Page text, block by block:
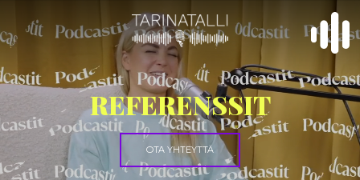
REFERENSSIT
OTA YHTEYTTÄ